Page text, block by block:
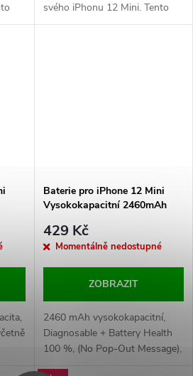
svého iPhonu 12 Mini. Tento
kryt obsahuje zvětšený otvor
Baterie pro iPhone 12 Mini
Vysokokapacitní 2460mAh
429 Kč
Momentálně nedostupné
ZOBRAZIT
2460 mAh vysokokapacitní,
Diagnosable + Battery Health
100 %, (No Pop-Out Message),